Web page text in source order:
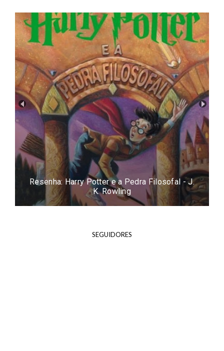
Resenha: Harry Potter e a Pedra Filosofal - J.
K. Rowling
SEGUIDORES